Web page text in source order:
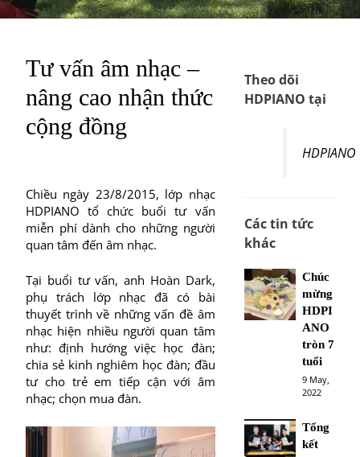
Tư vấn âm nhạc –
nâng cao nhận thức
cộng đồng
Chiều ngày 23/8/2015, lớp nhạc
HDPIANO tổ chức buổi tư vấn
miễn phí dành cho những người
quan tâm đến âm nhạc.
Tại buổi tư vấn, anh Hoàn Dark,
phụ trách lớp nhạc đã có bài
thuyết trình về những vấn đề âm
nhạc hiện nhiều người quan tâm
như: định hướng việc học đàn;
chia sẻ kinh nghiêm học đàn; đầu
tư cho trẻ em tiếp cận với âm
nhạc; chọn mua đàn.
Theo dõi
HDPIANO tại
HDPIANO
Các tin tức
khác
Chúc
mừng
HDPI
ANO
tròn 7
tuổi
9 May,
2022
Tổng
kết